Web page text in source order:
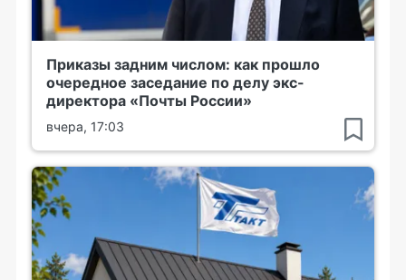
Приказы задним числом: как прошло
очередное заседание по делу экс-
директора «Почты России»
вчера, 17:03